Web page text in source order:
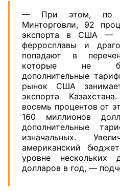
— При этом, по
Минторговли, 92
экспорта в США —
ферросплавы и
попадают в
которые не
дополнительные
рынок США
экспорта
восемь процентов от
160 миллионов
дополнительные
изначальных.
американский
уровне нескольких
долларов в год, —